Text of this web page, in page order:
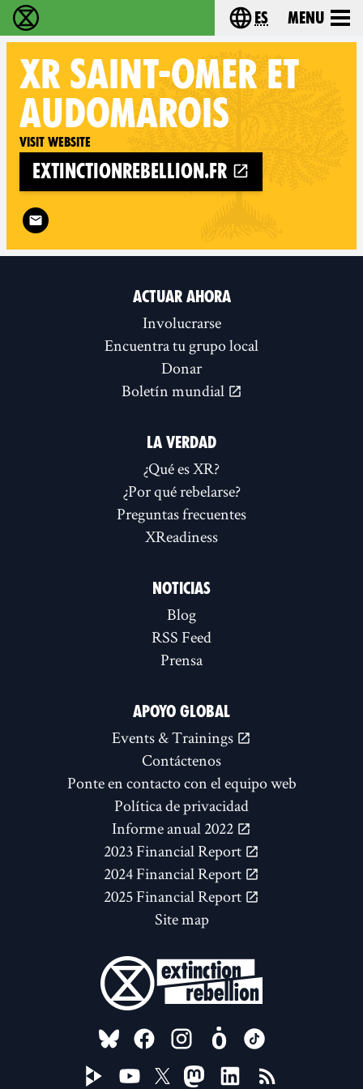
extinction rebellion - Home Choose your
es Menu
XR SAINT-OMER ET
AUDOMAROIS
Visit website
extinctionrebellion.fr
Follow XR Saint-Omer et Audomarois on
ACTUAR AHORA
Involucrarse
Encuentra tu grupo local
Donar
Boletín mundial
LA VERDAD
¿Qué es XR?
¿Por qué rebelarse?
Preguntas frecuentes
XReadiness
NOTICIAS
Blog
RSS Feed
Prensa
APOYO GLOBAL
Events & Trainings
Contáctenos
Ponte en contacto con el equipo web
Política de privacidad
Informe anual 2022
2023 Financial Report
2024 Financial Report
2025 Financial Report
Site map
FOLLOW US ON